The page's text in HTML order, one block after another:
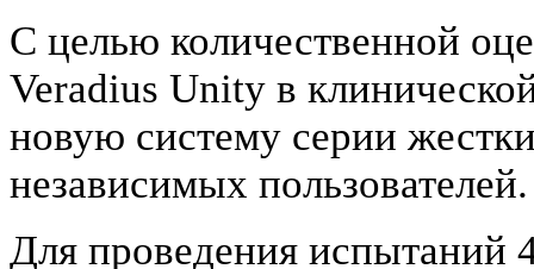
С целью количественной
Veradius Unity в
новую систему серии
независимых пользователей.
Для проведения испытаний